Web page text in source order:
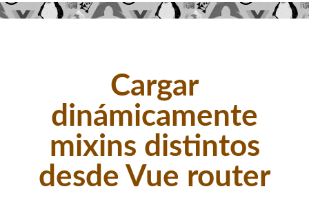
Cargar
dinámicamente
mixins distintos
desde Vue router